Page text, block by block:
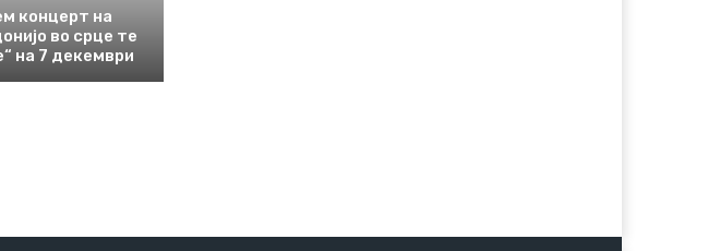
концерт на
во срце те
на 7 декември